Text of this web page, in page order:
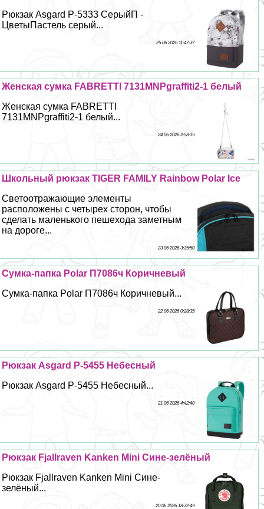
Рюкзак Asgard Р-5333 СерыйП -
ЦветыПастель серый...
25 06 2026 11:47:37
Женская сумка FABRETTI 7131MNPgraffiti2-1 белый
Женская сумка FABRETTI
7131MNPgraffiti2-1 белый...
24 06 2026 2:58:15
Школьный рюкзак TIGER FAMILY Rainbow Polar Ice
Светоотражающие элементы
расположены с четырех сторон, чтобы
сделать маленького пешехода заметным
на дороге...
23 06 2026 3:35:50
Сумка-папка Polar П7086ч Коричневый
Сумка-папка Polar П7086ч Коричневый...
22 06 2026 0:28:35
Рюкзак Asgard Р-5455 Небесный
Рюкзак Asgard Р-5455 Небесный...
21 06 2026 4:42:40
Рюкзак Fjallraven Kanken Mini Сине-зелёный
Рюкзак Fjallraven Kanken Mini Сине-
зелёный...
20 06 2026 18:32:49